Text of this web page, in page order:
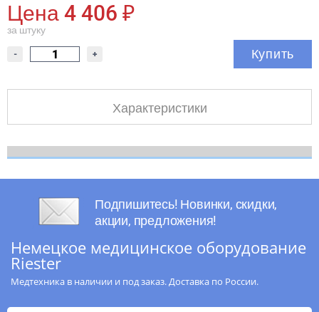
Цена 4 406 ₽
за штуку
- + Купить
Характеристики
Подпишитесь! Новинки, скидки,
акции, предложения!
Немецкое медицинское оборудование
Riester
Медтехника в наличии и под заказ. Доставка по России.